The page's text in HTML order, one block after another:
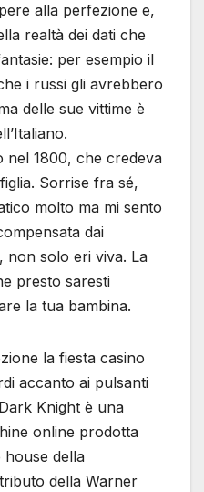
alla perfezione e,
realtà dei dati che
per esempio il
i russi gli avrebbero
delle sue vittime è
nel 1800, che credeva
Sorrise fra sé,
molto ma mi sento
dai
non solo eri viva. La
presto saresti
la tua bambina.
la fiesta casino
accanto ai pulsanti
Knight è una
online prodotta
della
della Warner